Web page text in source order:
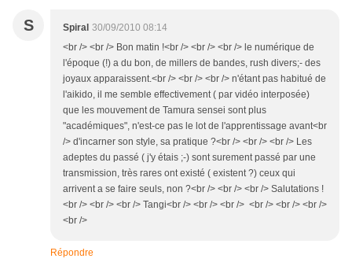
S Spiral 30/09/2010 08:14
<br /> <br /> Bon matin !<br /> <br /> <br /> le numérique de
l'époque (!) a du bon, de millers de bandes, rush divers;- des
joyaux apparaissent.<br /> <br /> <br /> n'étant pas habitué de
l'aikido, il me semble effectivement ( par vidéo interposée)
que les mouvement de Tamura sensei sont plus
"académiques", n'est-ce pas le lot de l'apprentissage avant<br
/> d'incarner son style, sa pratique ?<br /> <br /> <br /> Les
adeptes du passé ( j'y étais ;-) sont surement passé par une
transmission, très rares ont existé ( existent ?) ceux qui
arrivent a se faire seuls, non ?<br /> <br /> <br /> Salutations !
<br /> <br /> <br /> Tangi<br /> <br /> <br /> <br /> <br /> <br />
<br />
Répondre